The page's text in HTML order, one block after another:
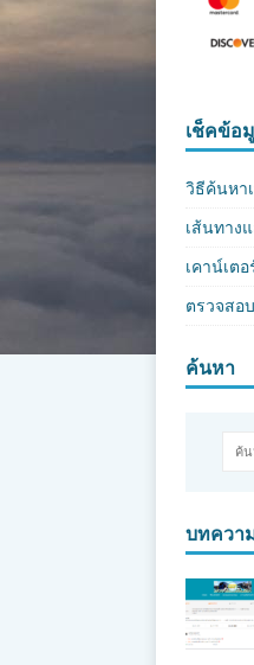
เช็คข้อ
วิธีค้นหา
เส้นทาง
เคาน์เต
ตรวจสอ
ค้นหา
บทควา